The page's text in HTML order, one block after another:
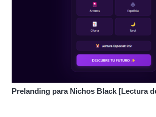
Prelanding para Nichos Black [Lectura